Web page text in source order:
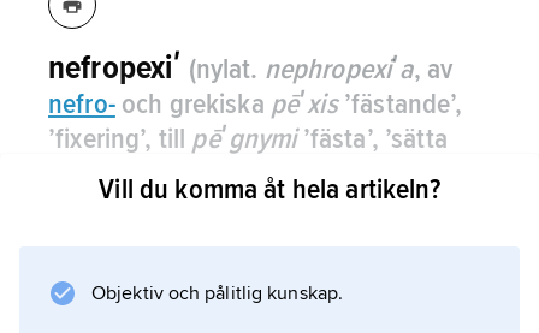
nefropexiʹ (nylat. nephropexiʹa, av
nefro-och grekiska pēʹxis’fästande’,
’fixering’, till pēʹgnymi’fästa’, ’sätta
fast’), fixering av en rörlig njure till
mellangärdet genom ett kirurgiskt
Nefropexi, som i dag är en ovanlig åtgärd,
Vill du komma åt hela artikeln?
Objektiv och pålitlig kunskap.